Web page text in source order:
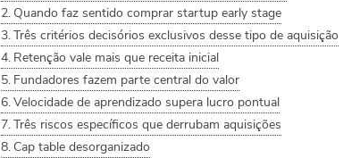
Quando faz sentido comprar startup early stage
Três critérios decisórios exclusivos desse tipo de aquisição
Retenção vale mais que receita inicial
Fundadores fazem parte central do valor
Velocidade de aprendizado supera lucro pontual
Três riscos específicos que derrubam aquisições
Cap table desorganizado